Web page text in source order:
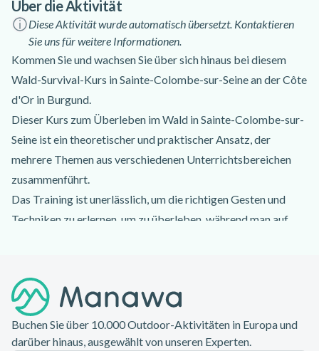
Über die Aktivität
Diese Aktivität wurde automatisch übersetzt. Kontaktieren
Sie uns für weitere Informationen.
Kommen Sie und wachsen Sie über sich hinaus bei diesem
Wald-Survival-Kurs in Sainte-Colombe-sur-Seine an der Côte
d'Or in Burgund.
Dieser Kurs zum Überleben im Wald in Sainte-Colombe-sur-
Seine ist ein theoretischer und praktischer Ansatz, der
mehrere Themen aus verschiedenen Unterrichtsbereichen
zusammenführt.
Das Training ist unerlässlich, um die richtigen Gesten und
Techniken zu erlernen, um zu überleben, während man auf
Feuer macht (verschiedene Techniken werden erlernt) -
Wasser finden, seine Trinkbarkeit einschätzen, es trinkbar
machen, es lagern, es trinken - Orientierung bei Tag und
Nacht, Bestimmung der 4 Himmelsrichtungen - Lernen, wie
Buchen Sie über 10.000 Outdoor-Aktivitäten in Europa und
darüber hinaus, ausgewählt von unseren Experten.